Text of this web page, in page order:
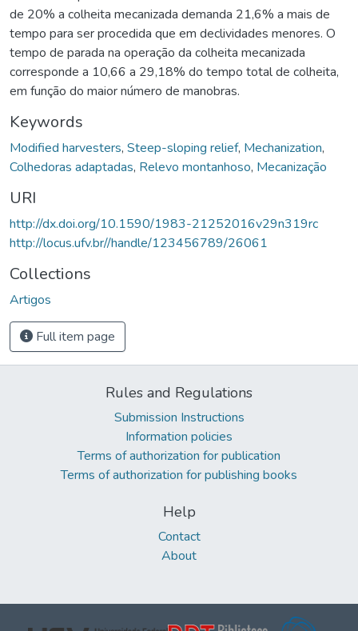
de 20% a colheita mecanizada demanda 21,6% a mais de
tempo para ser procedida que em declividades menores. O
tempo de parada na operação da colheita mecanizada
corresponde a 10,66 a 29,18% do tempo total de colheita,
em função do maior número de manobras.
Keywords
Modified harvesters, Steep-sloping relief, Mechanization,
Colhedoras adaptadas, Relevo montanhoso, Mecanização
URI
http://dx.doi.org/10.1590/1983-21252016v29n319rc
http://locus.ufv.br//handle/123456789/26061
Collections
Artigos
Full item page
Rules and Regulations
Submission Instructions
Information policies
Terms of authorization for publication
Terms of authorization for publishing books
Help
Contact
About